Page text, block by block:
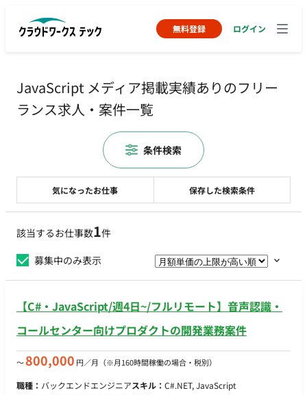
無料登録 ログイン
JavaScript メディア掲載実績ありのフリー
ランス求人・案件一覧
該当するお仕事数1件
募集中のみ表示
【C#・JavaScript/週4日~/フルリモート】音声認識・
コールセンター向けプロダクトの開発業務案件
〜800,000 円／月 （※月160時間稼働の場合・税別）
職種： バックエンドエンジニアスキル： C#.NET, JavaScript
気になったお仕事 保存した検索条件
条件検索